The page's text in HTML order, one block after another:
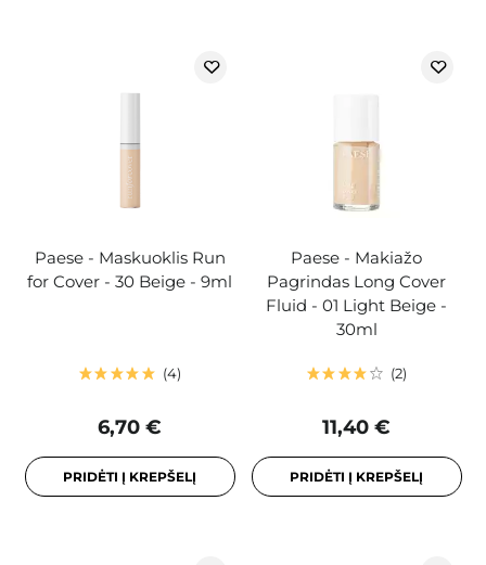
Paese - Maskuoklis Run
for Cover - 30 Beige - 9ml
4
6,70 €
PRIDĖTI Į KREPŠELĮ
Paese - Makiažo
Pagrindas Long Cover
Fluid - 01 Light Beige -
30ml
2
11,40 €
PRIDĖTI Į KREPŠELĮ